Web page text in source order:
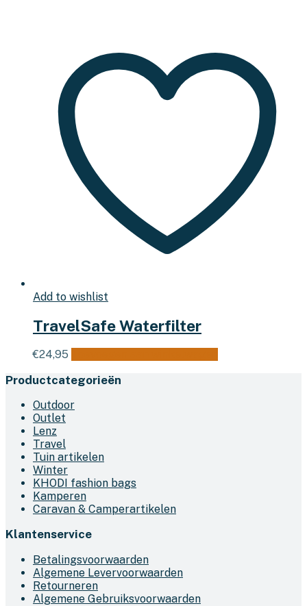
Add to wishlist
TravelSafe Waterfilter
€24,95
Productcategorieën
Outdoor
Outlet
Lenz
Travel
Tuin artikelen
Winter
KHODI fashion bags
Kamperen
Caravan & Camperartikelen
Klantenservice
Betalingsvoorwaarden
Algemene Levervoorwaarden
Retourneren
Algemene Gebruiksvoorwaarden